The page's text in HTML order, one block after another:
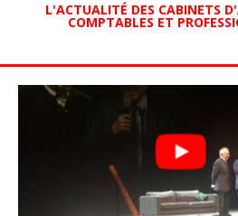
L'ACTUALITÉ DES CABINETS
COMPTABLES ET